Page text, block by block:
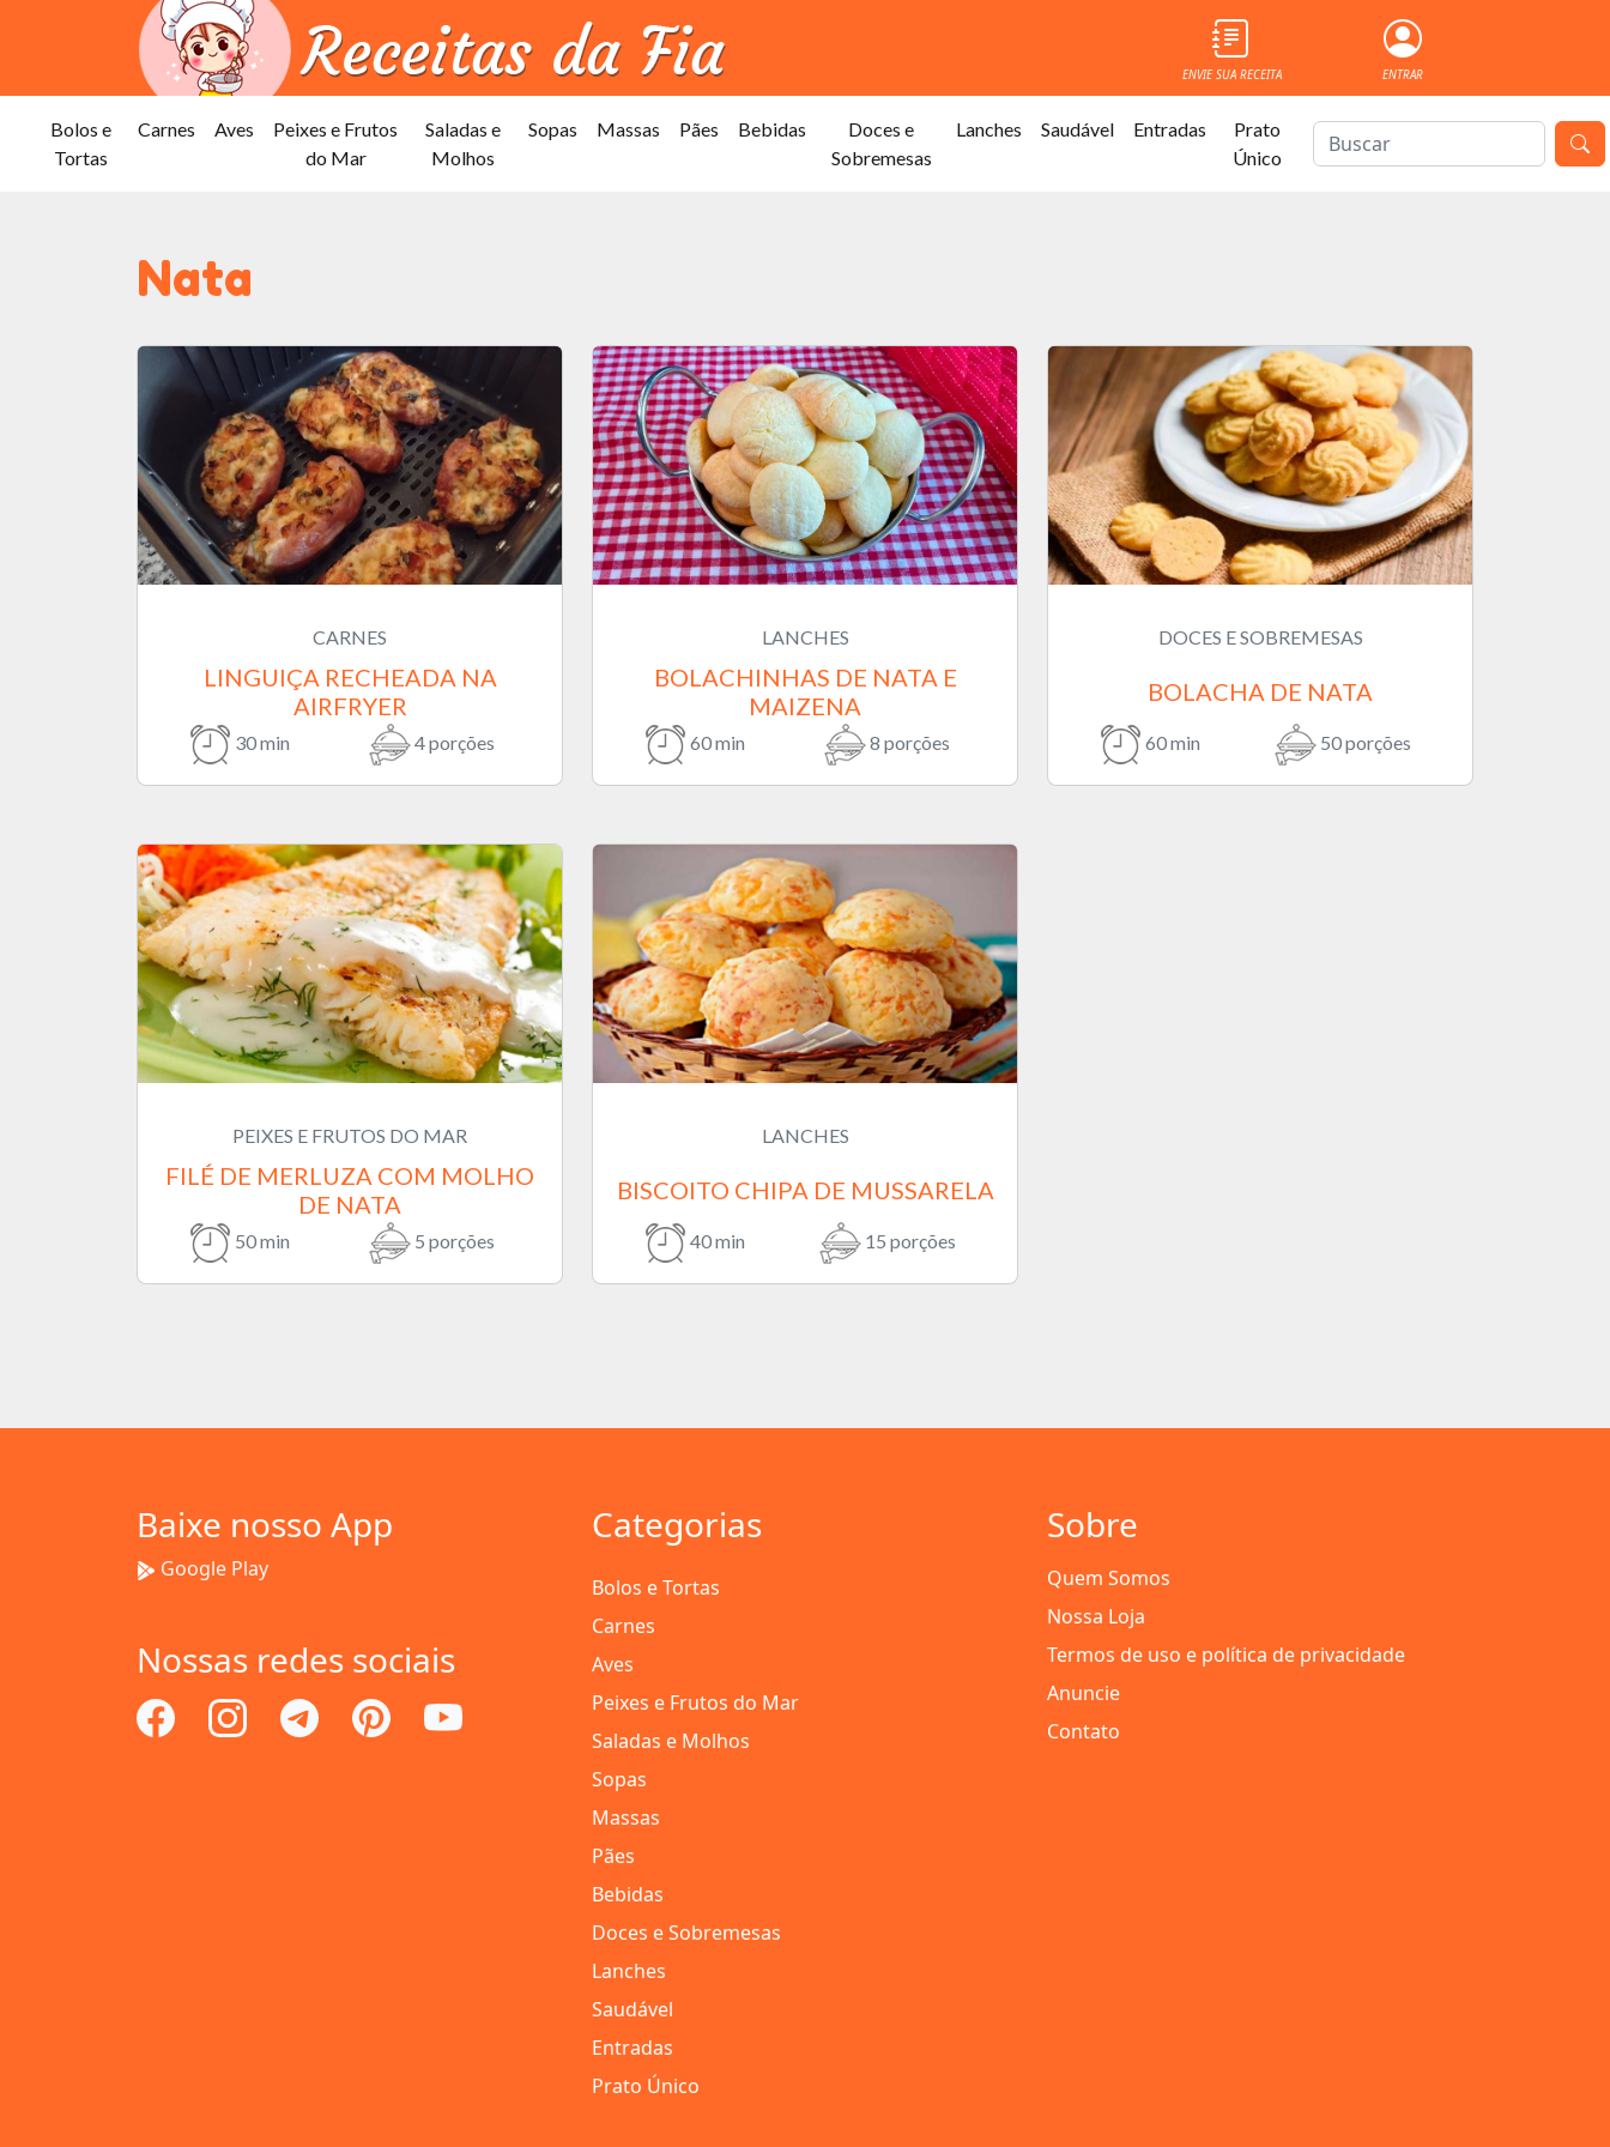
ENVIE SUA RECEITA ENTRAR
Bolos e
Tortas
Carnes Aves
Peixes e Frutos
do Mar
Saladas e
Molhos
Sopas Massas Pães Bebidas
Doces e
Sobremesas
Lanches Saudável Entradas
Prato
Único
Nata
CARNES
LINGUIÇA RECHEADA NA
AIRFRYER
30 min 4 porções
LANCHES
BOLACHINHAS DE NATA E
MAIZENA
60 min 8 porções
DOCES E SOBREMESAS
BOLACHA DE NATA
60 min 50 porções
PEIXES E FRUTOS DO MAR
FILÉ DE MERLUZA COM MOLHO
DE NATA
50 min 5 porções
LANCHES
BISCOITO CHIPA DE MUSSARELA
40 min 15 porções
Baixe nosso App
Google Play
Nossas redes sociais
Categorias
Bolos e Tortas
Carnes
Aves
Peixes e Frutos do Mar
Saladas e Molhos
Sopas
Massas
Pães
Bebidas
Doces e Sobremesas
Lanches
Saudável
Entradas
Prato Único
Sobre
Quem Somos
Nossa Loja
Termos de uso e política de privacidade
Anuncie
Contato